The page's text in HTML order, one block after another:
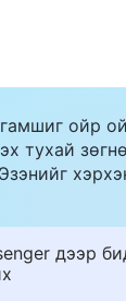
ойр
тухай
дээр